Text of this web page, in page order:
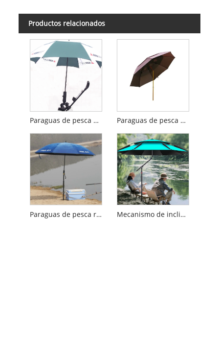
Productos relacionados
Paraguas de pesca con clip y soporte para caña de acero Paraguas de pesca para acampar de doble capa
Paraguas de pesca recta Mecanismo de inclinación ajustable paraguas de pesca